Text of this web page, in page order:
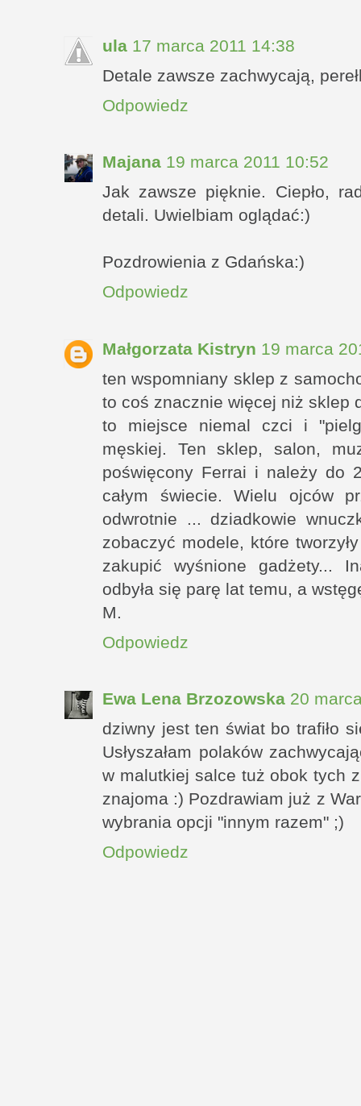
ula 17 marca 2011 14:38
Detale zawsze zachwycają,
Odpowiedz
Majana 19 marca 2011 10:52
Jak zawsze pięknie. Ciepło,
detali. Uwielbiam oglądać:)
Pozdrowienia z Gdańska:)
Odpowiedz
Małgorzata Kistryn 19 marca
ten wspomniany sklep z
to coś znacznie więcej niż sklep
to miejsce niemal czci i
męskiej. Ten sklep, salon,
poświęcony Ferrai i należy do
całym świecie. Wielu ojców
odwrotnie ... dziadkowie
zobaczyć modele, które
zakupić wyśnione gadżety...
odbyła się parę lat temu, a
M.
Odpowiedz
Ewa Lena Brzozowska 20
dziwny jest ten świat bo trafiło
Usłyszałam polaków
w malutkiej salce tuż obok tych
znajoma :) Pozdrawiam już z
wybrania opcji "innym razem" ;)
Odpowiedz